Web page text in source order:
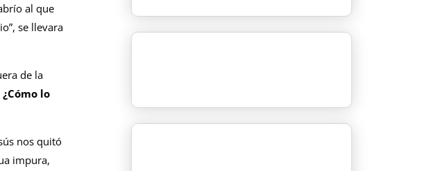
al que
se llevara
de la
¿Cómo lo
nos quitó
impura,